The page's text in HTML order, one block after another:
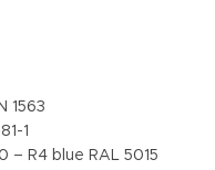
1563
1
– R4 blue RAL 5015